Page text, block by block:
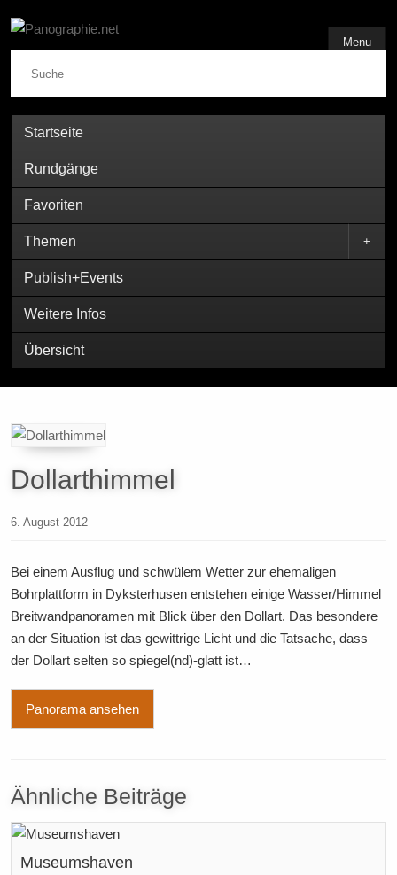
Suche
Menu
Startseite
Rundgänge
Favoriten
Themen +
Publish+Events
Weitere Infos
Übersicht
Dollarthimmel
6. August 2012
Bei einem Ausflug und schwülem Wetter zur ehemaligen
Bohrplattform in Dyksterhusen entstehen einige Wasser/Himmel
Breitwandpanoramen mit Blick über den Dollart. Das besondere
an der Situation ist das gewittrige Licht und die Tatsache, dass
der Dollart selten so spiegel(nd)-glatt ist…
Panorama ansehen
Ähnliche Beiträge
Museumshaven